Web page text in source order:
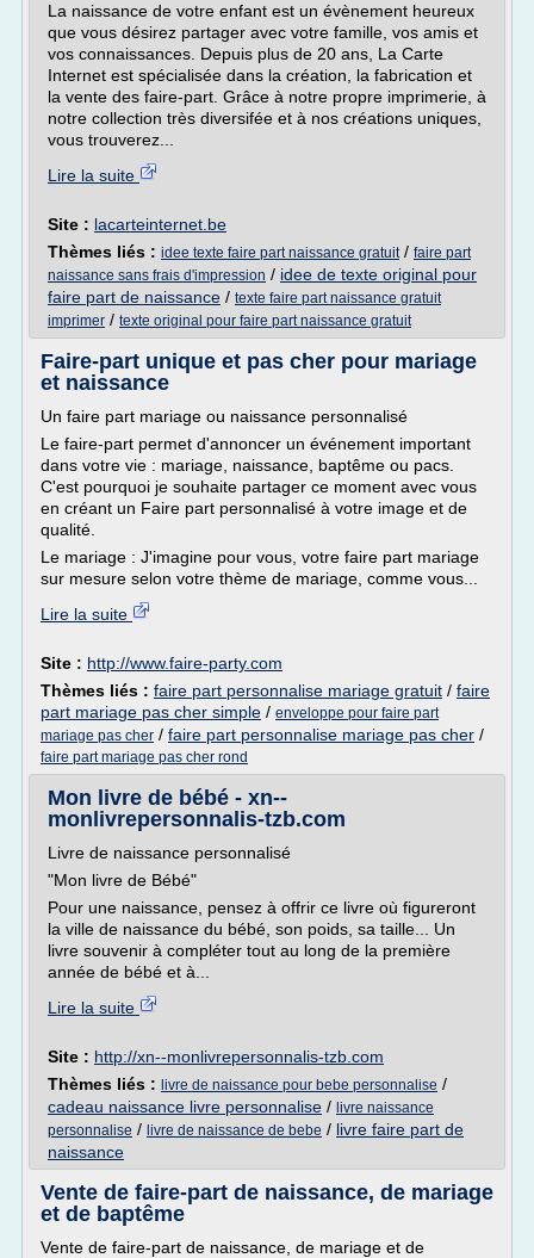
La naissance de votre enfant est un évènement heureux
que vous désirez partager avec votre famille, vos amis et
vos connaissances. Depuis plus de 20 ans, La Carte
Internet est spécialisée dans la création, la fabrication et
la vente des faire-part. Grâce à notre propre imprimerie, à
notre collection très diversifée et à nos créations uniques,
vous trouverez...
Lire la suite
Site : lacarteinternet.be
Thèmes liés : idee texte faire part naissance gratuit/ faire part
naissance sans frais d'impression / idee de texte original pour
faire part de naissance / texte faire part naissance gratuit
imprimer / texte original pour faire part naissance gratuit
Faire-part unique et pas cher pour mariage
et naissance
Un faire part mariage ou naissance personnalisé
Le faire-part permet d'annoncer un événement important
dans votre vie : mariage, naissance, baptême ou pacs.
C'est pourquoi je souhaite partager ce moment avec vous
en créant un Faire part personnalisé à votre image et de
qualité.
Le mariage : J'imagine pour vous, votre faire part mariage
sur mesure selon votre thème de mariage, comme vous...
Lire la suite
Site : http://www.faire-party.com
Thèmes liés : faire part personnalise mariage gratuit / faire
part mariage pas cher simple / enveloppe pour faire part
mariage pas cher / faire part personnalise mariage pas cher /
faire part mariage pas cher rond
Mon livre de bébé - xn--
monlivrepersonnalis-tzb.com
Livre de naissance personnalisé
"Mon livre de Bébé"
Pour une naissance, pensez à offrir ce livre où figureront
la ville de naissance du bébé, son poids, sa taille... Un
livre souvenir à compléter tout au long de la première
année de bébé et à...
Lire la suite
Site : http://xn--monlivrepersonnalis-tzb.com
Thèmes liés : livre de naissance pour bebe personnalise /
cadeau naissance livre personnalise / livre naissance
personnalise / livre de naissance de bebe / livre faire part de
naissance
Vente de faire-part de naissance, de mariage
et de baptême
Vente de faire-part de naissance, de mariage et de